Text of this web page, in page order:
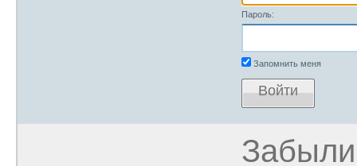
Пароль:
Запомнить меня
Войти